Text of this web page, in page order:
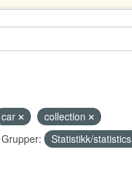
car
collection
Grupper: Statistikk/statistics